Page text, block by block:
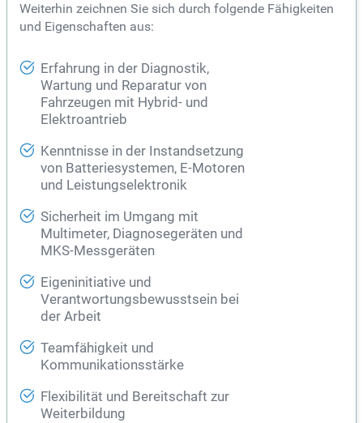
Weiterhin zeichnen Sie sich durch folgende Fähigkeiten
und Eigenschaften aus:
Erfahrung in der Diagnostik,
Wartung und Reparatur von
Fahrzeugen mit Hybrid- und
Elektroantrieb
Kenntnisse in der Instandsetzung
von Batteriesystemen, E-Motoren
und Leistungselektronik
Sicherheit im Umgang mit
Multimeter, Diagnosegeräten und
MKS-Messgeräten
Eigeninitiative und
Verantwortungsbewusstsein bei
der Arbeit
Teamfähigkeit und
Kommunikationsstärke
Flexibilität und Bereitschaft zur
Weiterbildung